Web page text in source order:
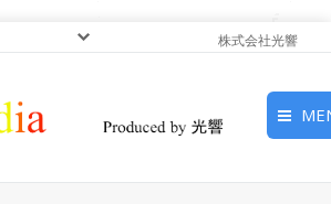
株式会社光響